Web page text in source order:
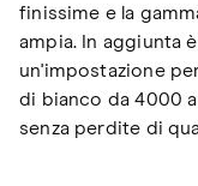
finissime e la
ampia. In aggiunta
un'impostazione
di bianco da 4000 a
senza perdite di